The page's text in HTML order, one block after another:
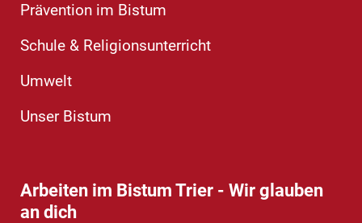
Prävention im Bistum
Schule & Religionsunterricht
Umwelt
Unser Bistum
Arbeiten im Bistum Trier - Wir glauben
an dich